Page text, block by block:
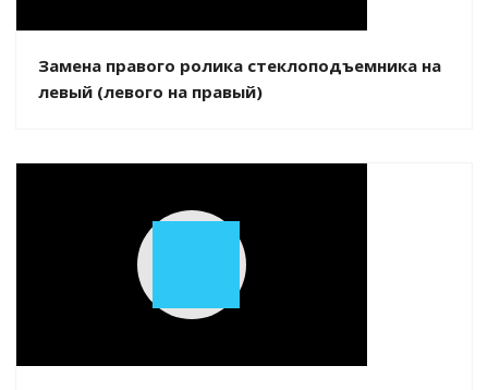
Замена правого ролика стеклоподъемника на
левый (левого на правый)
Play